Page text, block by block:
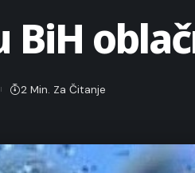
BiH
2 Min. Za Čitanje